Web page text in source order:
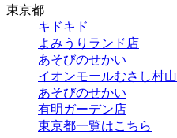
東京都
キドキド
よみうりランド店
あそびのせかい
イオンモールむさし村
あそびのせかい
有明ガーデン店
東京都一覧はこちら